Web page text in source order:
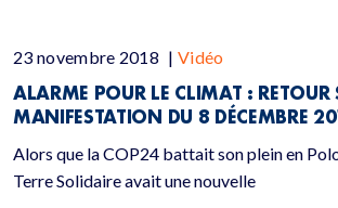
23 novembre 2018 | Vidéo
ALARME POUR LE CLIMAT : RETOUR
MANIFESTATION DU 8 DÉCEMBRE
Alors que la COP24 battait son plein en
Terre Solidaire avait une nouvelle